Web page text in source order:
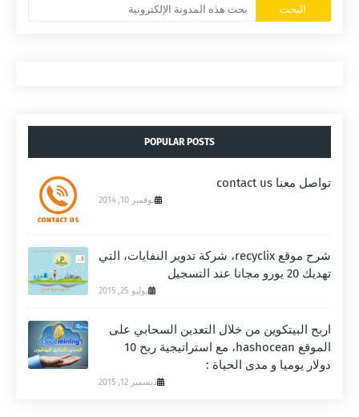
POPULAR POSTS
تواصل معنا contact us
نوفمبر 10, 2014
شرح موقع recyclix، شركة تدوير النفايات، التي
تهديك 20 يورو مجانا عند التسجيل
يوليو 25, 2015
اربح البيتكوين من خلال التعدين السحابي على
الموقع hashocean، مع استراتيجية ربح 10
دولار يوميا و مدى الحياة :
ديسمبر 12, 2015